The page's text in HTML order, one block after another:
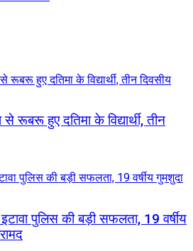
रूबरू हुए दतिमा के विद्यार्थी, तीन
पुलिस की बड़ी सफलता, 19 वर्षीय